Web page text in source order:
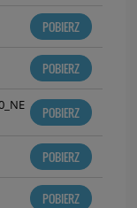
POBIERZ
POBIERZ
POBIERZ
POBIERZ
POBIERZ